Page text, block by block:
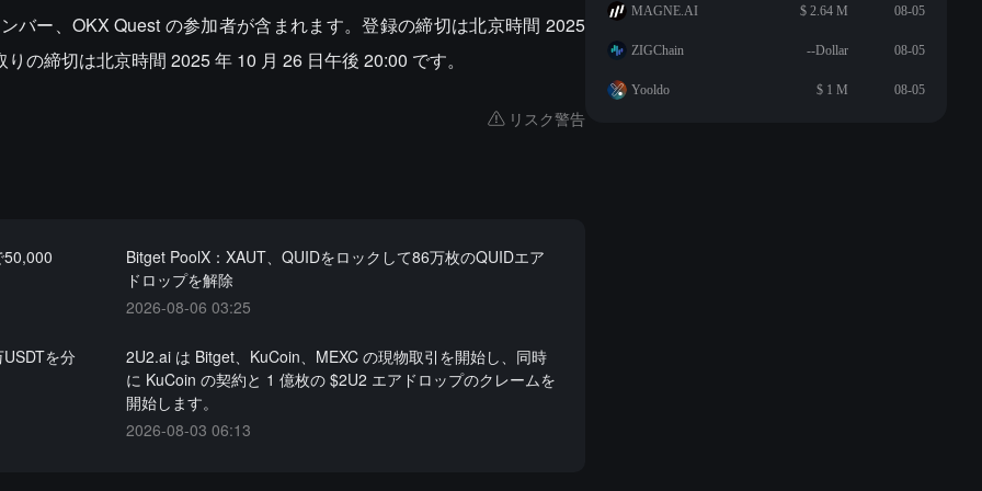
バー、OKX Quest の参加者が含まれます。登録の締切は北京時間 2025
の締切は北京時間 2025 年 10 月 26 日午後 20:00 です。
リスク警告
50,000
Bitget PoolX：XAUT、QUIDをロックして86万枚のQUIDエア
ドロップを解除
2026-08-06 03:25
を分
2U2.ai は Bitget、KuCoin、MEXC の現物取引を開始し、同時
に KuCoin の契約と 1 億枚の $2U2 エアドロップのクレームを
開始します。
2026-08-03 06:13
MAGNE.AI $ 2.64 M 08-05
ZIGChain --Dollar 08-05
Yooldo $ 1 M 08-05